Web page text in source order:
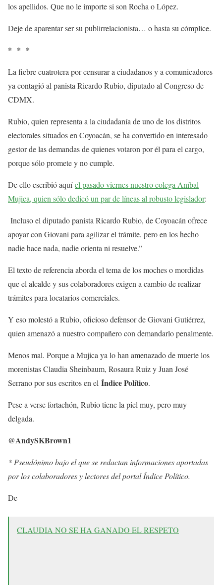
los apellidos. Que no le importe si son Rocha o López.
Deje de aparentar ser su publirrelacionista… o hasta su cómplice.
* * *
La fiebre cuatrotera por censurar a ciudadanos y a comunicadores
ya contagió al panista Ricardo Rubio, diputado al Congreso de
CDMX.
Rubio, quien representa a la ciudadanía de uno de los distritos
electorales situados en Coyoacán, se ha convertido en interesado
gestor de las demandas de quienes votaron por él para el cargo,
porque sólo promete y no cumple.
De ello escribió aquíel pasado viernes nuestro colega Aníbal
Mujica, quien sólo dedicó un par de líneas al robusto legislador:
Incluso el diputado panista Ricardo Rubio, de Coyoacán ofrece
apoyar con Giovani para agilizar el trámite, pero en los hecho
nadie hace nada, nadie orienta ni resuelve.”
El texto de referencia aborda el tema de los moches o mordidas
que el alcalde y sus colaboradores exigen a cambio de realizar
trámites para locatarios comerciales.
Y eso molestó a Rubio, oficioso defensor de Giovani Gutiérrez,
quien amenazó a nuestro compañero con demandarlo penalmente.
Menos mal. Porque a Mujica ya lo han amenazado de muerte los
morenistas Claudia Sheinbaum, Rosaura Ruiz y Juan José
Serrano por sus escritos en el Índice Político.
Pese a verse fortachón, Rubio tiene la piel muy, pero muy
delgada.
@AndySKBrown1
* Pseudónimo bajo el que se redactan informaciones aportadas
por los colaboradores y lectores del portal Índice Político.
De
CLAUDIA NO SE HA GANADO EL RESPETO